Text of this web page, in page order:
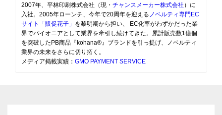
2007年、平林印刷株式会社（現・ チャンスメーカー株式会社 ）に
入社。2005年ローンチ、今年で20周年を迎える ノベルティ専門EC
サイト「販促花子」 を黎明期から担い、 EC化率がわずかだった業
界でパイオニアとして業界を牽引し続けてきた。累計販売数1億個
を突破したPB商品『kohana®』ブランドを引っ提げ、ノベルティ
業界の未来をさらに切り拓く。
メディア掲載実績： GMO PAYMENT SERVICE